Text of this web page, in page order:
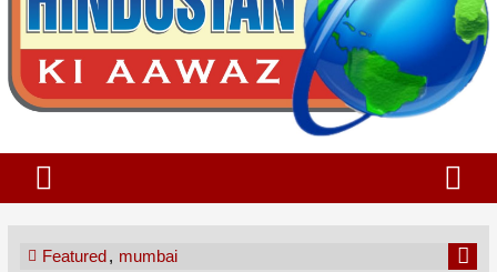
Featured, mumbai